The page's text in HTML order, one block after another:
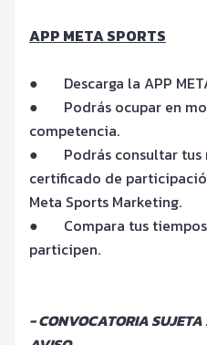
APP META SPORTS
●
Descarga la APP
●
Podrás ocupar en
competencia.
●
Podrás consultar
certificado de
Meta Sports Marketing.
●
Compara tus
participen.
- CONVOCATORIA